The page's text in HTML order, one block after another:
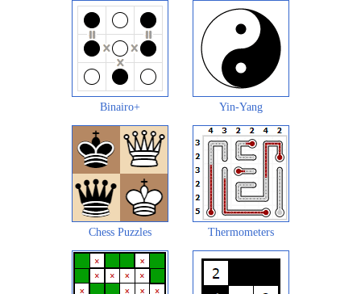
Binairo+ Yin-Yang
Chess Puzzles Thermometers